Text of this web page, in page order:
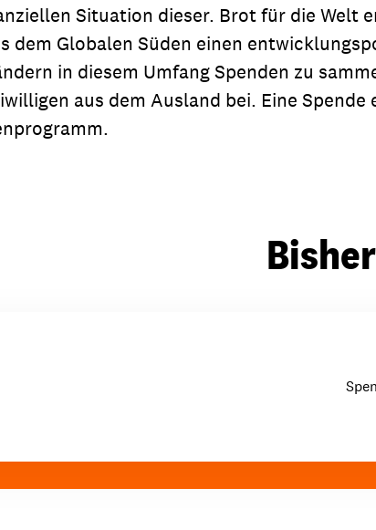
Situation dieser. Brot für die Welt
dem Globalen Süden einen
in diesem Umfang Spenden zu
aus dem Ausland bei. Eine